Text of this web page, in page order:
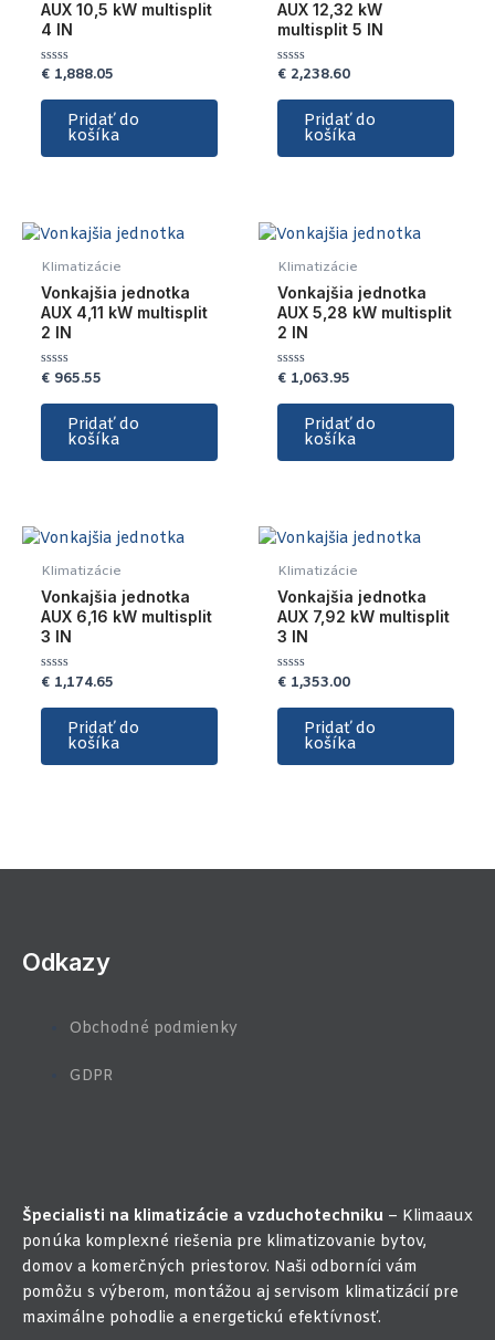
AUX 10,5 kW multisplit
4 IN
Hodnotenie
z
€1,888.05
Pridať do
košíka
AUX 12,32 kW
multisplit 5 IN
Hodnotenie
z
€2,238.60
Pridať do
košíka
Klimatizácie
Vonkajšia jednotka
AUX 4,11 kW multisplit
2 IN
Hodnotenie
z
€965.55
Pridať do
košíka
Klimatizácie
Vonkajšia jednotka
AUX 5,28 kW multisplit
2 IN
Hodnotenie
z
€1,063.95
Pridať do
košíka
Klimatizácie
Vonkajšia jednotka
AUX 6,16 kW multisplit
3 IN
Hodnotenie
z
€1,174.65
Pridať do
košíka
Klimatizácie
Vonkajšia jednotka
AUX 7,92 kW multisplit
3 IN
Hodnotenie
z
€1,353.00
Pridať do
košíka
Odkazy
Obchodné podmienky
GDPR
Špecialisti na klimatizácie a vzduchotechniku – Klimaaux
ponúka komplexné riešenia pre klimatizovanie bytov,
domov a komerčných priestorov. Naši odborníci vám
pomôžu s výberom, montážou aj servisom klimatizácií pre
maximálne pohodlie a energetickú efektívnosť.